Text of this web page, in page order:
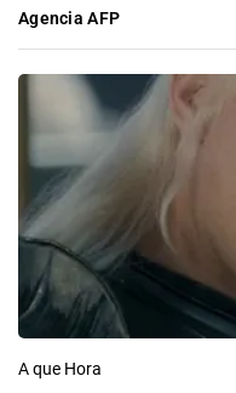
Agencia AFP
A que Hora